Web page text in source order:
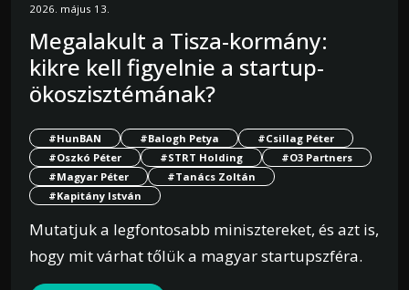
2026. május 13.
Megalakult a Tisza-kormány:
kikre kell figyelnie a startup-
ökoszisztémának?
#HunBAN #Balogh Petya
#Csillag Péter
#Oszkó Péter
#STRT Holding
#O3 Partners
#Magyar Péter
#Tanács Zoltán
#Kapitány István
Mutatjuk a legfontosabb minisztereket, és azt is,
hogy mit várhat tőlük a magyar startupszféra.